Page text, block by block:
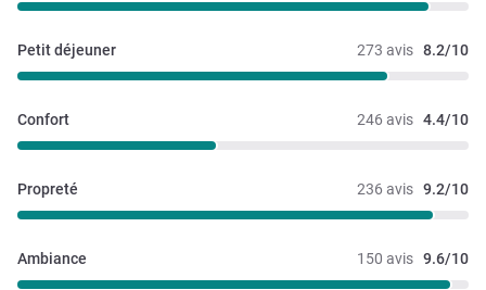
273 avis 8.2/10
Petit déjeuner
246 avis 4.4/10
Confort
236 avis 9.2/10
Propreté
150 avis 9.6/10
Ambiance